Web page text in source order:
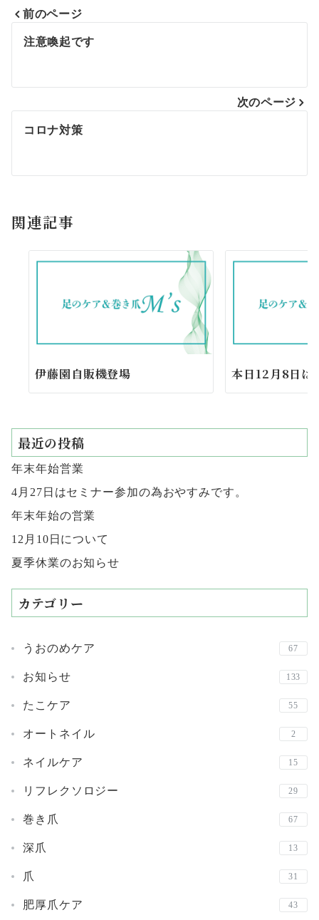
投
ナ
ビ
ー
ョ
前のページ
注意喚起です
次のページ
コロナ対策
関連記事
伊藤園自販機登場 本日12月8日は
最近の投稿
年末年始営業
4月27日はセミナー参加の為おやすみです。
年末年始の営業
12月10日について
夏季休業のお知らせ
カテゴリー
うおのめケア 67
お知らせ 133
たこケア 55
オートネイル 2
ネイルケア 15
リフレクソロジー 29
巻き爪 67
深爪 13
爪 31
肥厚爪ケア 43